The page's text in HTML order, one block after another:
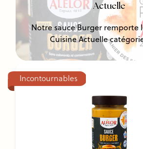
Actuelle
Notre sauce Burger remporte
Cuisine Actuelle
Incontournables